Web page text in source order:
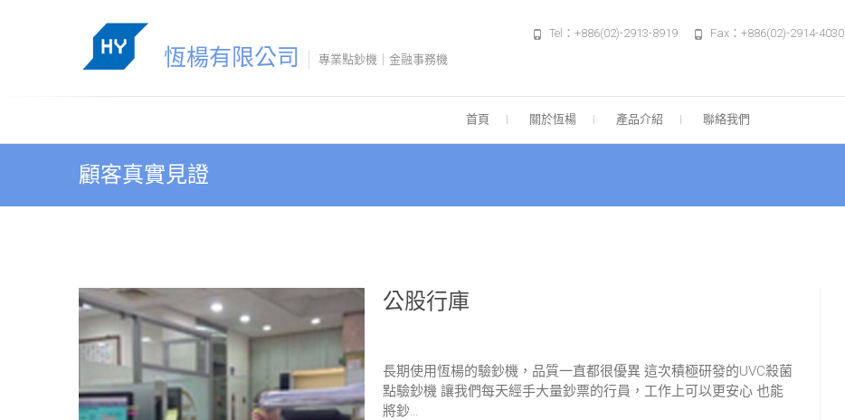
恆楊有限公司 專業點鈔機｜金融事務機
Tel：+886(02)-2913-8919 Fax：+886(02)-2914-4030
首頁 關於恆楊 產品介紹 聯絡我們
顧客真實見證
公股行庫
長期使用恆楊的驗鈔機，品質一直都很優異 這次積極研發的UVC殺菌
點驗鈔機 讓我們每天經手大量鈔票的行員，工作上可以更安心 也能
將鈔…